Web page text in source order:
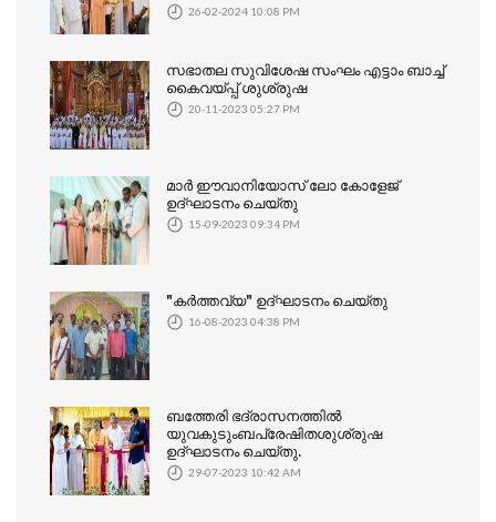
26-02-2024 10:08 PM
സഭാതല സുവിശേഷ സംഘം എട്ടാം ബാച്ച്
കൈവയ്പ്പ് ശുശ്രുഷ
20-11-2023 05:27 PM
മാർ ഈവാനിയോസ് ലോ കോളേജ്
ഉദ്ഘാടനം ചെയ്തു
15-09-2023 09:34 PM
"കർത്തവ്യ" ഉദ്ഘാടനം ചെയ്തു
16-08-2023 04:38 PM
ബത്തേരി ഭദ്രാസനത്തിൽ
യുവകുടുംബപ്രേഷിതശുശ്രുഷ
ഉദ്ഘാടനം ചെയ്തു.
29-07-2023 10:42 AM